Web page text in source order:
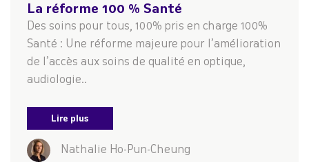
La réforme 100 % Santé
Des soins pour tous, 100% pris en charge 100%
Santé : Une réforme majeure pour l’amélioration
de l’accès aux soins de qualité en optique,
audiologie..
Lire plus
Nathalie Ho-Pun-Cheung